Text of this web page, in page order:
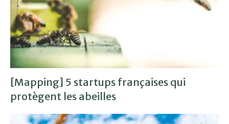
[Mapping] 5 startups françaises qui
protègent les abeilles